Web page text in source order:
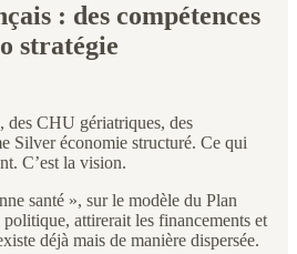
: des compétences
stratégie
des CHU gériatriques, des
Silver économie structuré. Ce qui
C’est la vision.
santé », sur le modèle du Plan
attirerait les financements et
déjà mais de manière dispersée.